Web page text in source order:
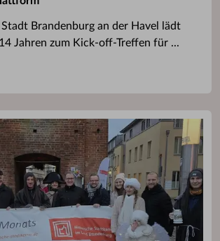
Stadt Brandenburg an der Havel lädt
Jahren zum Kick-off-Treffen für ...